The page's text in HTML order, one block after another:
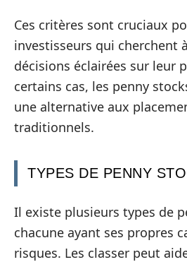
Ces critères sont cruciaux
investisseurs qui cherchent
décisions éclairées sur leur
certains cas, les penny
une alternative aux
traditionnels.
TYPES DE PENNY
Il existe plusieurs types de
chacune ayant ses propres
risques. Les classer peut